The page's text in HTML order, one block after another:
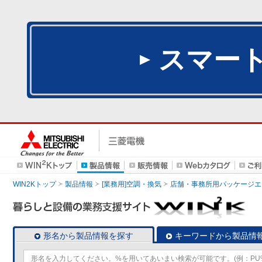
スマー
WIN2Kトップ 製品情報 [業務用]空調・換気 店舗・事務所用パッケージ
形名から製品情報を探す キーワードから製品情